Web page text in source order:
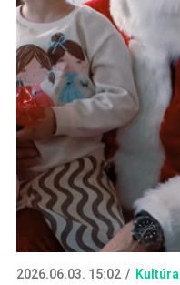
2026.06.03. 15:02 Kultúra